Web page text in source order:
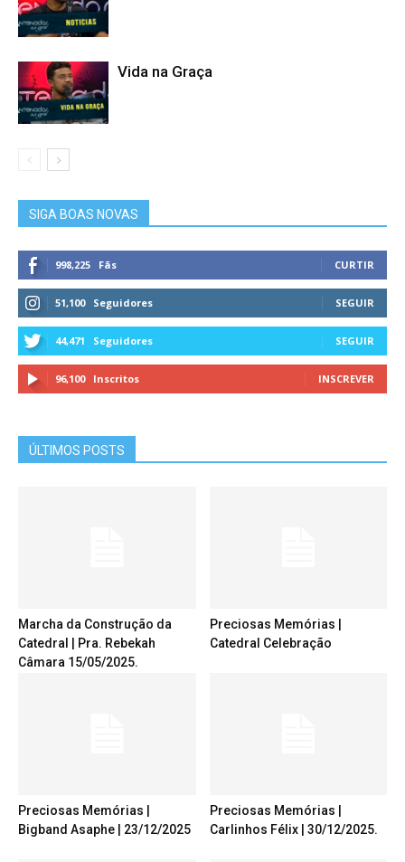
Vida na Graça
SIGA BOAS NOVAS
998,225 Fãs CURTIR
51,100 Seguidores SEGUIR
44,471 Seguidores SEGUIR
96,100 Inscritos INSCREVER
ÚLTIMOS POSTS
Marcha da Construção da
Catedral | Pra. Rebekah
Câmara 15/05/2025.
Preciosas Memórias |
Catedral Celebração
Preciosas Memórias |
Bigband Asaphe | 23/12/2025
Preciosas Memórias |
Carlinhos Félix | 30/12/2025.